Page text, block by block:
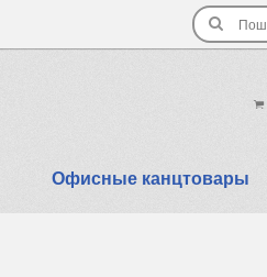
Поиск
Офисные канцтовары